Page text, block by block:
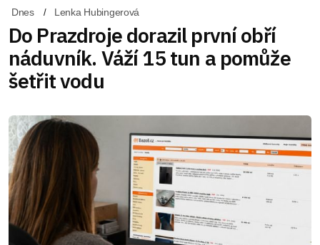
Dnes Lenka Hubingerová
Do Prazdroje dorazil první obří
náduvník. Váží 15 tun a pomůže
šetřit vodu